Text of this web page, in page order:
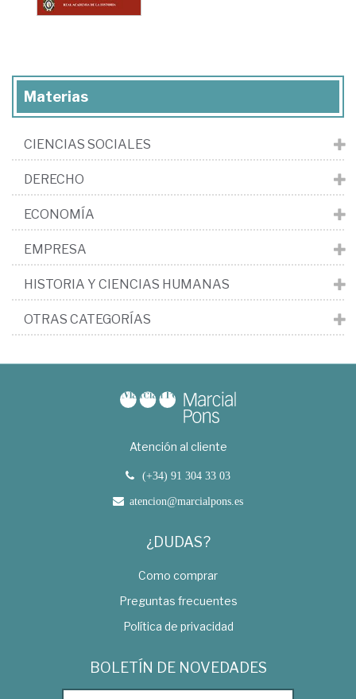
Materias
CIENCIAS SOCIALES
DERECHO
ECONOMÍA
EMPRESA
HISTORIA Y CIENCIAS HUMANAS
OTRAS CATEGORÍAS
Atención al cliente
(+34) 91 304 33 03
atencion@marcialpons.es
¿DUDAS?
Como comprar
Preguntas frecuentes
Política de privacidad
BOLETÍN DE NOVEDADES